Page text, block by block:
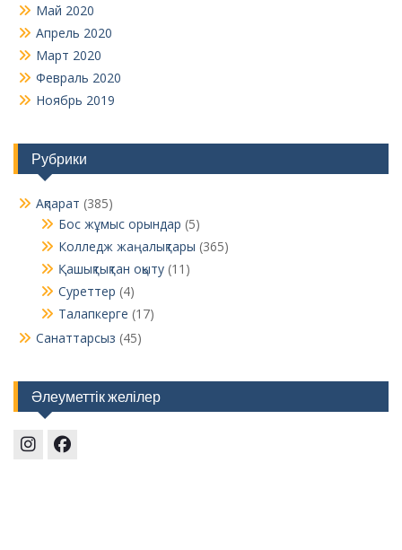
Май 2020
Апрель 2020
Март 2020
Февраль 2020
Ноябрь 2019
Рубрики
Ақпарат (385)
Бос жұмыс орындар (5)
Колледж жаңалықтары (365)
Қашықтықтан оқыту (11)
Суреттер (4)
Талапкерге (17)
Санаттарсыз (45)
Әлеуметтік желілер